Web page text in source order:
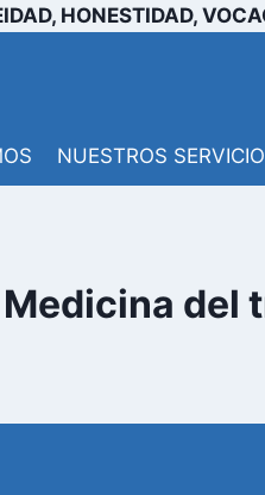
HONESTIDAD,
NUESTROS
Medicina del